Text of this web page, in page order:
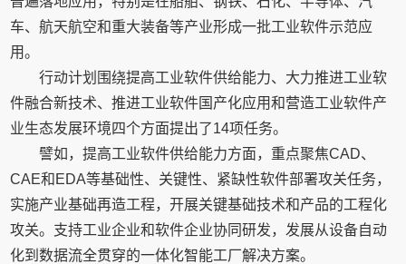
车、航天航空和重大装备等产业形成一批工业软件示范应
用。
行动计划围绕提高工业软件供给能力、大力推进工业软
件融合新技术、推进工业软件国产化应用和营造工业软件产
业生态发展环境四个方面提出了14项任务。
譬如，提高工业软件供给能力方面，重点聚焦CAD、
CAE和EDA等基础性、关键性、紧缺性软件部署攻关任务，
实施产业基础再造工程，开展关键基础技术和产品的工程化
攻关。支持工业企业和软件企业协同研发，发展从设备自动
化到数据流全贯穿的一体化智能工厂解决方案。